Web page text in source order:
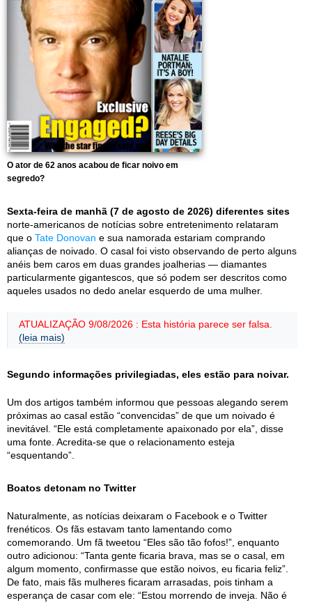
O ator de 62 anos acabou de ficar noivo em
segredo?
Sexta-feira de manhã (7 de agosto de 2026) diferentes sites
norte-americanos de notícias sobre entretenimento relataram
que o Tate Donovan e sua namorada estariam comprando
alianças de noivado. O casal foi visto observando de perto alguns
anéis bem caros em duas grandes joalherias — diamantes
particularmente gigantescos, que só podem ser descritos como
aqueles usados no dedo anelar esquerdo de uma mulher.
ATUALIZAÇÃO 9/08/2026 : Esta história parece ser falsa.
(leia mais)
Segundo informações privilegiadas, eles estão para noivar.
Um dos artigos também informou que pessoas alegando serem
próximas ao casal estão “convencidas” de que um noivado é
inevitável. “Ele está completamente apaixonado por ela”, disse
uma fonte. Acredita-se que o relacionamento esteja
“esquentando”.
Boatos detonam no Twitter
Naturalmente, as notícias deixaram o Facebook e o Twitter
frenéticos. Os fãs estavam tanto lamentando como
comemorando. Um fã tweetou “Eles são tão fofos!”, enquanto
outro adicionou: “Tanta gente ficaria brava, mas se o casal, em
algum momento, confirmasse que estão noivos, eu ficaria feliz”.
De fato, mais fãs mulheres ficaram arrasadas, pois tinham a
esperança de casar com ele: “Estou morrendo de inveja. Não é